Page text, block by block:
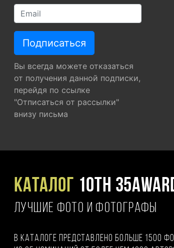
Вы всегда можете отказаться
от получения данной подписки,
перейдя по ссылке
"Отписаться от рассылки"
внизу письма
Каталог 10TH
ЛУЧШИЕ ФОТО И ФОТОГРАФЫ
В каталоге представлено больше 1500